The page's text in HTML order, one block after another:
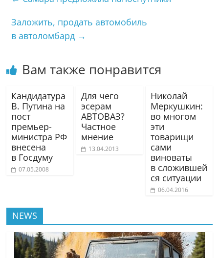
Заложить, продать автомобиль
в автоломбард →
Вам также понравится
Кандидатура
В. Путина на
пост
премьер-
министра РФ
внесена
в Госдуму
07.05.2008
Для чего
эсерам
АВТОВАЗ?
Частное
мнение
13.04.2013
Николай
Меркушкин:
во многом
эти
товарищи
сами
виноваты
в сложившей
ся ситуации
06.04.2016
NEWS